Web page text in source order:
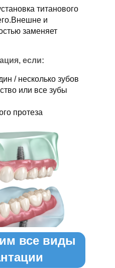
титанового
и
заменяет
если:
/ несколько зубов
или все зубы
протеза
все виды